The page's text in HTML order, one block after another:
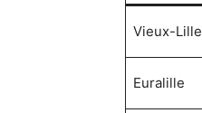
Vieux-Lille
Euralille